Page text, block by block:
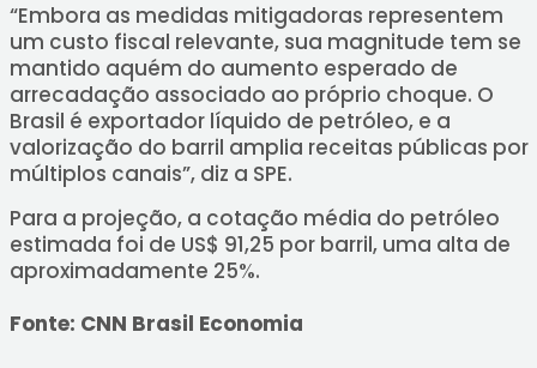
“Embora as medidas mitigadoras representem
um custo fiscal relevante, sua magnitude tem se
mantido aquém do aumento esperado de
arrecadação associado ao próprio choque. O
Brasil é exportador líquido de petróleo, e a
valorização do barril amplia receitas públicas por
múltiplos canais”, diz a SPE.
Para a projeção, a cotação média do petróleo
estimada foi de US$ 91,25 por barril, uma alta de
aproximadamente 25%.
Fonte: CNN Brasil Economia